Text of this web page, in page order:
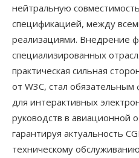
нейтральную
спецификацией, между
реализациями. Внедрение
специализированных
практическая сильная
от W3C, стал
для интерактивных
руководств в авиационной
гарантируя актуальность
техническому